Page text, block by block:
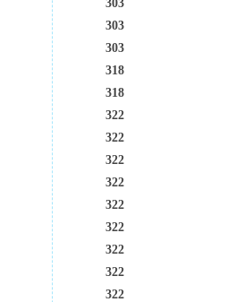
303
303
303
318
318
322
322
322
322
322
322
322
322
322